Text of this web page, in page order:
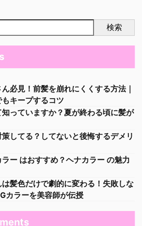
検索
ん必見！前髪を崩れにくくする方法｜
キープするコツ
っていますか？夏が終わる頃に髪が
してる？してないと後悔するデメリ
ー はおすすめ？ヘナカラー の魅力
髪色だけで劇的に変わる！失敗しな
カラーを美容師が伝授